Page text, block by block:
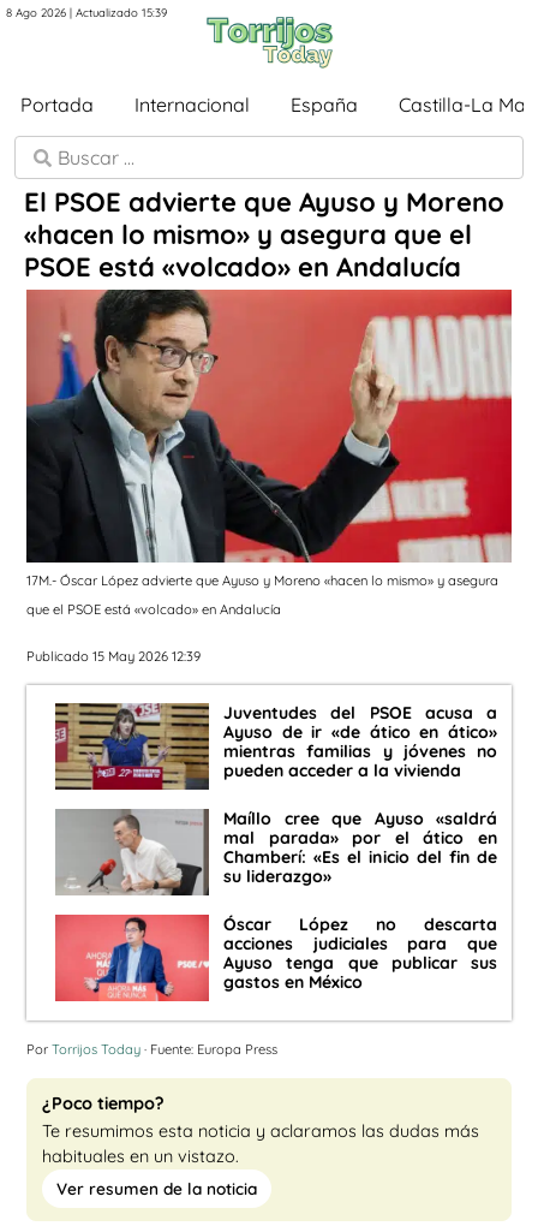
8 Ago 2026 | Actualizado 15:39
Portada Internacional España Castilla-La
El PSOE advierte que Ayuso y Moreno
«hacen lo mismo» y asegura que el
PSOE está «volcado» en Andalucía
17M.- Óscar López advierte que Ayuso y Moreno «hacen lo mismo» y asegura
que el PSOE está «volcado» en Andalucía
Publicado 15 May 2026 12:39
Juventudes del PSOE acusa a
Ayuso de ir «de ático en ático»
mientras familias y jóvenes no
pueden acceder a la vivienda
Maíllo cree que Ayuso «saldrá
mal parada» por el ático en
Chamberí: «Es el inicio del fin de
su liderazgo»
Óscar López no descarta
acciones judiciales para que
Ayuso tenga que publicar sus
gastos en México
Por Torrijos Today · Fuente: Europa Press
¿Poco tiempo?
Te resumimos esta noticia y aclaramos las dudas más
habituales en un vistazo.
Ver resumen de la noticia